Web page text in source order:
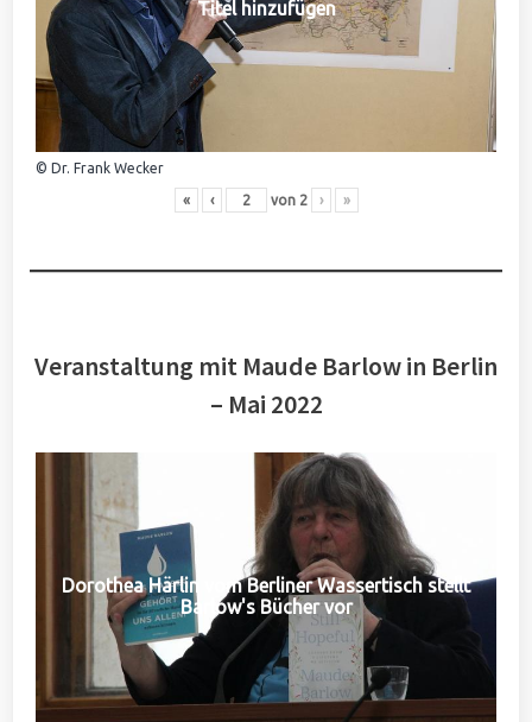
Titel hinzufügen
© Dr. Frank Wecker
« ‹ von 2 › »
Veranstaltung mit Maude Barlow in Berlin
– Mai 2022
Dorothea Härlin vom Berliner Wassertisch stellt
Barlow's Bücher vor